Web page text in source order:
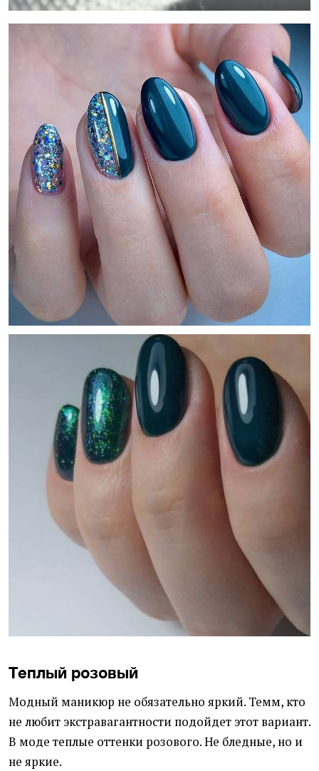
Теплый розовый
Модный маникюр не обязательно яркий. Темм, кто
не любит экстравагантности подойдет этот вариант.
В моде теплые оттенки розового. Не бледные, но и
не яркие.